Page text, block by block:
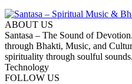
ABOUT US
Santasa – The Sound of
through Bhakti, Music, and
spirituality through soulful
Technology
FOLLOW US